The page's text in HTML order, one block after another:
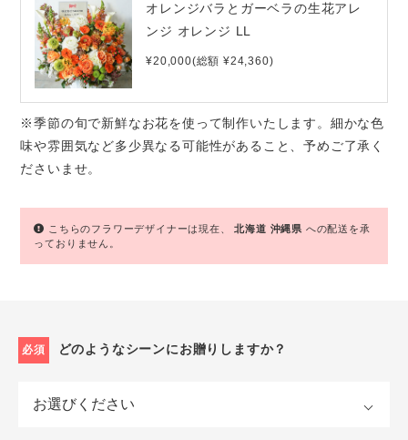
オレンジバラとガーベラの生花アレ
ンジ オレンジ LL
¥20,000(総額 ¥24,360)
※季節の旬で新鮮なお花を使って制作いたします。細かな色
味や雰囲気など多少異なる可能性があること、予めご了承く
ださいませ。
こちらのフラワーデザイナーは現在、北海道 沖縄県 への配送を承
っておりません。
必須 どのようなシーンにお贈りしますか？